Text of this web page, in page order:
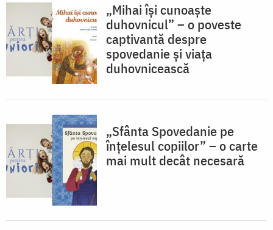
„Mihai își cunoaște
duhovnicul” – o poveste
captivantă despre
spovedanie și viața
duhovnicească
„Sfânta Spovedanie pe
înțelesul copiilor” – o carte
mai mult decât necesară